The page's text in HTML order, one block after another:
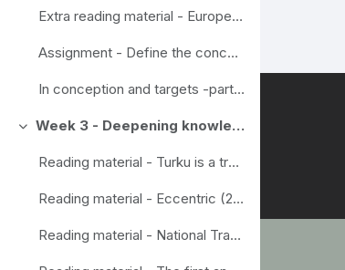
Extra reading material - European Mobility Week
Assignment - Define the concepts in wise mobility
In conception and targets -part assignements done
Свернуть Week 3 - Deepening knowledge
Reading material - Turku is a trendsetter in Smart mobility
Reading material - Eccentric (2020) Final report Eccentric. New mobility for all beyond the urban centres.
Reading material - National Travel survey, example from Finland